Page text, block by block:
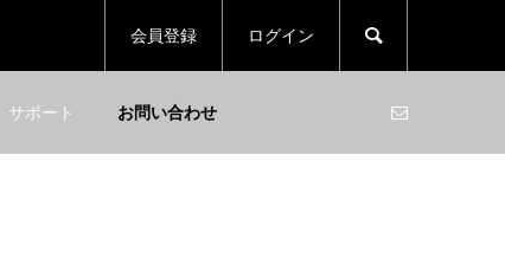
会員登録 ログイン 
サポート お問い合わせ